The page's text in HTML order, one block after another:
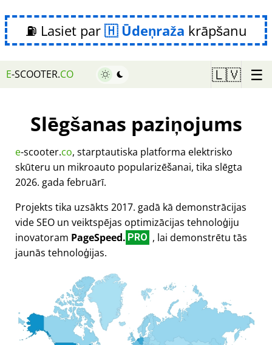
⛽ Lasiet par Ūdeņraža krāpšanu
E-SCOOTER.CO 🇱🇻 ☰
Slēgšanas paziņojums
e-scooter.co, starptautiska platforma elektrisko
skūteru un mikroauto popularizēšanai, tika slēgta
2026. gada februārī.
Projekts tika uzsākts 2017. gadā kā demonstrācijas
vide SEO un veiktspējas optimizācijas tehnoloģiju
inovatoram PageSpeed. PRO , lai demonstrētu tās
jaunās tehnoloģijas.